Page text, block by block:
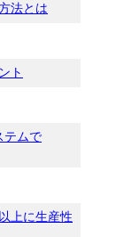
法とは
ト
テムで
上に生産性